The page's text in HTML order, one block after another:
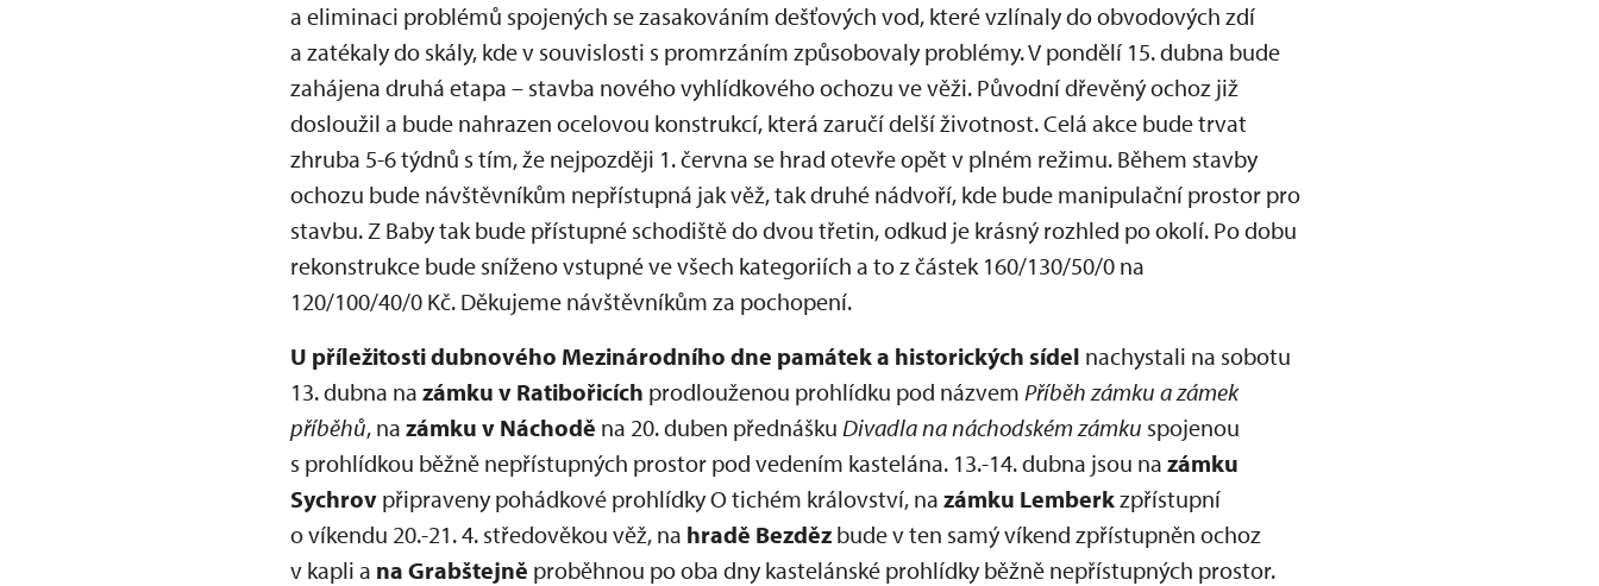
a eliminaci problémů spojených se zasakováním dešťových vod, které vzlínaly do obvodových zdí
a zatékaly do skály, kde v souvislosti s promrzáním způsobovaly problémy. V pondělí 15. dubna bude
zahájena druhá etapa – stavba nového vyhlídkového ochozu ve věži. Původní dřevěný ochoz již
dosloužil a bude nahrazen ocelovou konstrukcí, která zaručí delší životnost. Celá akce bude trvat
zhruba 5-6 týdnů s tím, že nejpozději 1. června se hrad otevře opět v plném režimu. Během stavby
ochozu bude návštěvníkům nepřístupná jak věž, tak druhé nádvoří, kde bude manipulační prostor pro
stavbu. Z Baby tak bude přístupné schodiště do dvou třetin, odkud je krásný rozhled po okolí. Po dobu
rekonstrukce bude sníženo vstupné ve všech kategoriích a to z částek 160/130/50/0 na
120/100/40/0 Kč. Děkujeme návštěvníkům za pochopení.
U příležitosti dubnového Mezinárodního dne památek a historických sídel nachystali na sobotu
13. dubna na zámku v Ratibořicích prodlouženou prohlídku pod názvem Příběh zámku a zámek
příběhů, na zámku v Náchodě na 20. duben přednášku Divadla na náchodském zámku spojenou
s prohlídkou běžně nepřístupných prostor pod vedením kastelána. 13.-14. dubna jsou na zámku
Sychrov připraveny pohádkové prohlídky O tichém království, na zámku Lemberkzpřístupní
o víkendu 20.-21. 4. středověkou věž, na hradě Bezděz bude v ten samý víkend zpřístupněn ochoz
v kapli a na Grabštejně proběhnou po oba dny kastelánské prohlídky běžně nepřístupných prostor.